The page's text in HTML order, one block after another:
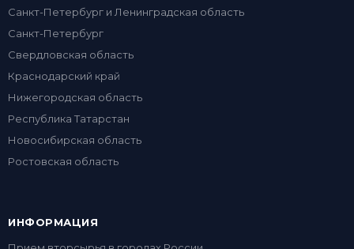
Санкт-Петербург и Ленинградская область
Санкт-Петербург
Свердловская область
Краснодарский край
Нижегородская область
Республика Татарстан
Новосибирская область
Ростовская область
ИНФОРМАЦИЯ